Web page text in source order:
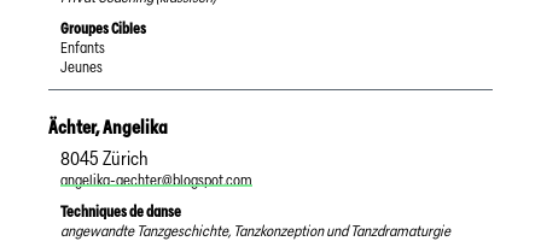
Groupes Cibles
Enfants
Jeunes
Ächter,Angelika
8045 Zürich
angelika-aechter@blogspot.com
Techniques de danse
angewandte Tanzgeschichte, Tanzkonzeption und Tanzdramaturgie